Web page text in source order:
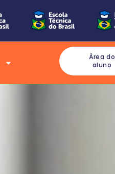
Àrea do
aluno